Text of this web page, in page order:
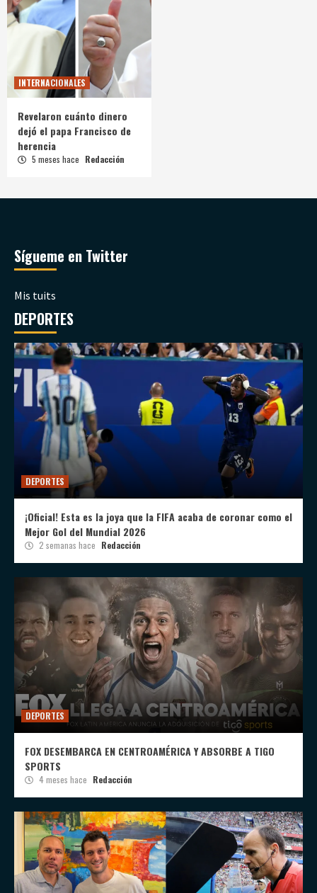
INTERNACIONALES
Revelaron cuánto dinero
dejó el papa Francisco de
herencia
5 meses hace Redacción
Sígueme en Twitter
Mis tuits
DEPORTES
DEPORTES
¡Oficial! Esta es la joya que la FIFA acaba de coronar como el
Mejor Gol del Mundial 2026
2 semanas hace Redacción
DEPORTES
FOX DESEMBARCA EN CENTROAMÉRICA Y ABSORBE A TIGO
SPORTS
4 meses hace Redacción